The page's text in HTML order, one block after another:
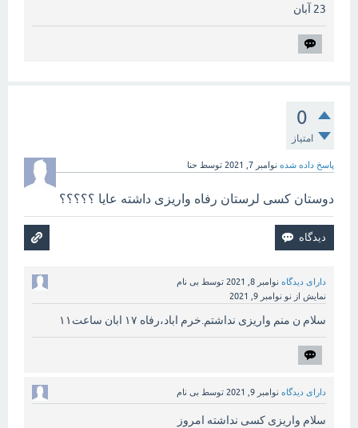
23 آبان
0
امتیاز
پاسخ داده شده نوامبر 7, 2021 توسط حنا
دوستان کسی لرستان رفاه واریزی داشته عایا ؟؟؟؟؟
دارای دیدگاه نوامبر 8, 2021 توسط بی نام
نمایش از نو نوامبر 9, 2021
سلام ن منم واریزی نداشتم.خرم اباد،رفاه ۱۷ ابان ساعت۱۱
دارای دیدگاه نوامبر 9, 2021 توسط بی نام
سلام واریزی کسی نداشته امروز